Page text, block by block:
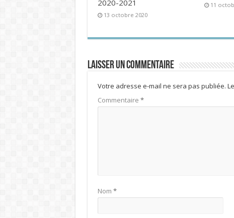
2020-2021
13 octobre 2020
11
Laisser un commentaire
Votre adresse e-mail ne sera pas publiée.
Commentaire *
Nom *